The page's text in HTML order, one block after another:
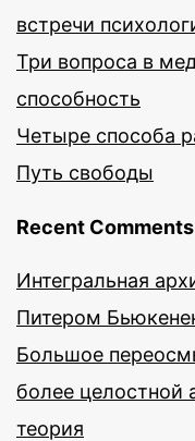
встречи
Три вопроса в
способность
Четыре способа
Путь свободы
Recent Comments
Интегральная
Питером
Большое
более целостной
теория